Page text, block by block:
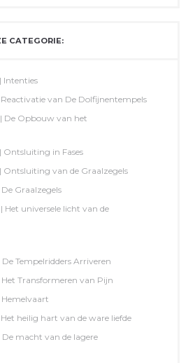
CATEGORIE:
Intenties
van De Dolfijnentempels
De Opbouw van het
Ontsluiting in Fases
Ontsluiting van de Graalzegels
Graalzegels
Het universele licht van de
Tempelridders Arriveren
Het Transformeren van Pijn
Hemelvaart
Het heilig hart van de ware liefde
De macht van de lagere